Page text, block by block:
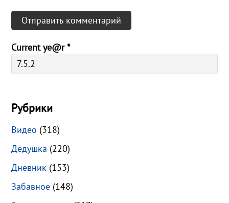
Current ye@r*
Рубрики
Видео (318)
Дедушка (220)
Дневник (153)
Забавное (148)